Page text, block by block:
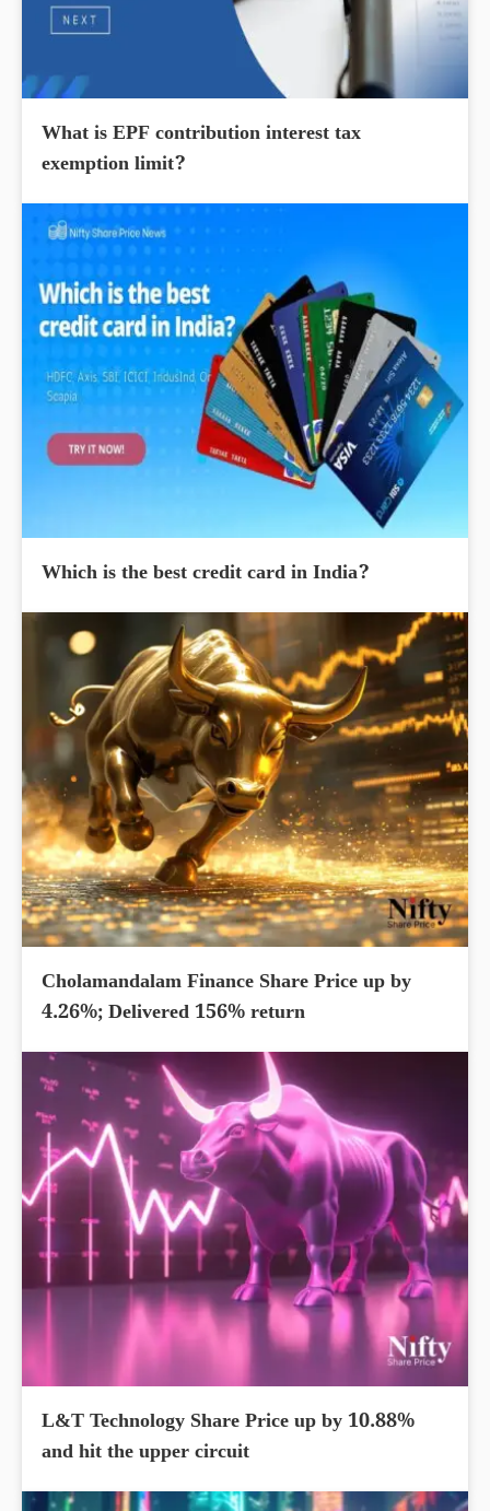
What is EPF contribution interest tax
exemption limit?
Which is the best credit card in India?
Cholamandalam Finance Share Price up by
4.26%; Delivered 156% return
L&T Technology Share Price up by 10.88%
and hit the upper circuit